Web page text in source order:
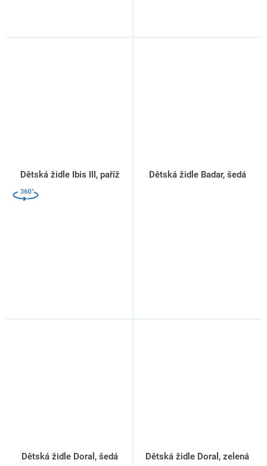
Dětská židle Ibis III, paříž Dětská židle Badar, šedá
Dětská židle Doral, šedá Dětská židle Doral, zelená